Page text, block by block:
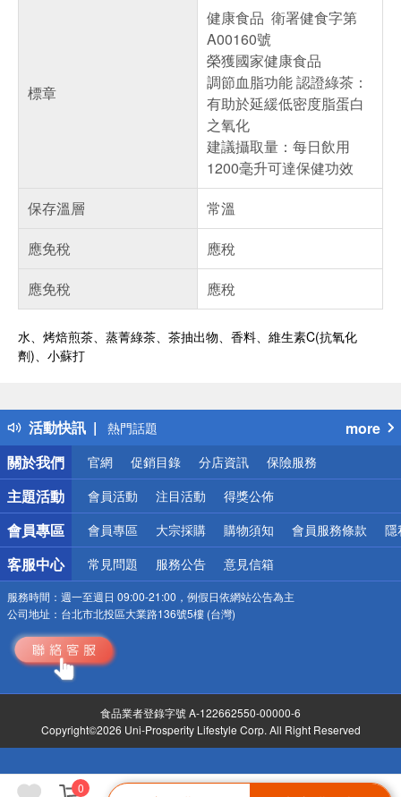
0
標章
健康食品 衛署健食字第
A00160號
榮獲國家健康食品
調節血脂功能 認證綠茶：
有助於延緩低密度脂蛋白
之氧化
建議攝取量：每日飲用
1200毫升可達保健功效
保存溫層
常溫
應免稅
應稅
應免稅
應稅
水、烤焙煎茶、蒸菁綠茶、茶抽出物、香料、維生素C(抗氧化
劑)、小蘇打
活動快訊
得獎公告
熱門話題
銀行優惠
偏遠地區配送
詐騙網頁！請小心！
more
關於我們
官網 促銷目錄 分店資訊 保險服務
主題活動 會員活動 注目活動 得獎公佈
會員專區 會員專區 大宗採購 購物須知 會員服務條款 隱
客服中心 常見問題 服務公告 意見信箱
服務時間： 週一至週日 09:00-21:00，例假日依網站公告為主
公司地址： 台北市北投區大業路136號5樓 (台灣)
食品業者登錄字號 A-122662550-00000-6
Copyright©2026 Uni-Prosperity Lifestyle Corp. All Right Reserved